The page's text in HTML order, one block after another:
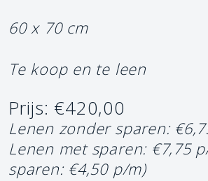
60 x 70 cm
Te koop en te leen
Prijs: €420,00
Lenen zonder sparen:
Lenen met sparen: €7,75
sparen: €4,50 p/m)